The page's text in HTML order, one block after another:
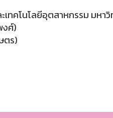
เทคโนโลยีอุตสาหกรรม มหา
ศ์)
ตร)